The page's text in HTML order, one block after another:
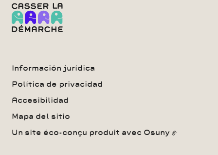
Información jurídica
Política de privacidad
Accesibilidad
Mapa del sitio
Un site éco-conçu produit avec Osuny